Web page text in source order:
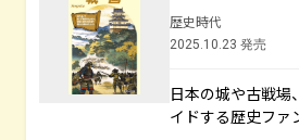
歴史時代
2025.10.23 発売
日本の城や古戦
イドする歴史ファ